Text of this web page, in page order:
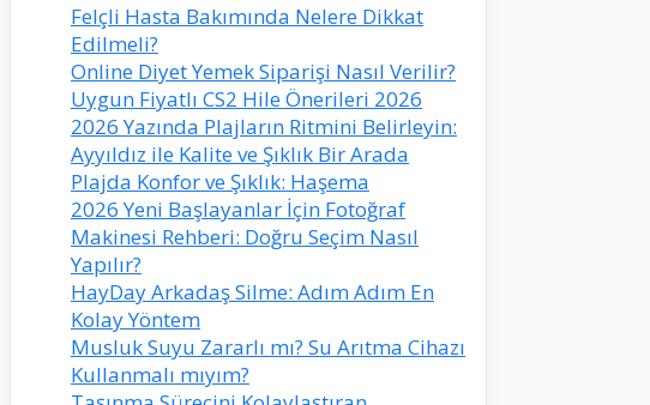
Felçli Hasta Bakımında Nelere Dikkat
Edilmeli?
Online Diyet Yemek Siparişi Nasıl Verilir?
Uygun Fiyatlı CS2 Hile Önerileri 2026
2026 Yazında Plajların Ritmini Belirleyin:
Ayyıldız ile Kalite ve Şıklık Bir Arada
Plajda Konfor ve Şıklık: Haşema
2026 Yeni Başlayanlar İçin Fotoğraf
Makinesi Rehberi: Doğru Seçim Nasıl
Yapılır?
HayDay Arkadaş Silme: Adım Adım En
Kolay Yöntem
Musluk Suyu Zararlı mı? Su Arıtma Cihazı
Kullanmalı mıyım?